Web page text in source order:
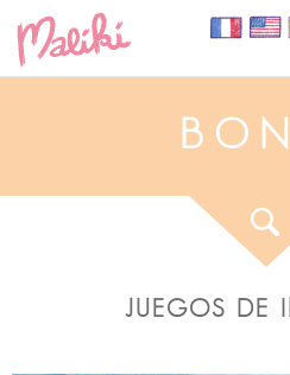
B O N
JUEGOS DE